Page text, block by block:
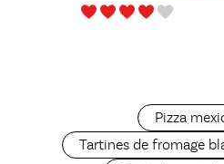
Pizza
Tartines de fromage